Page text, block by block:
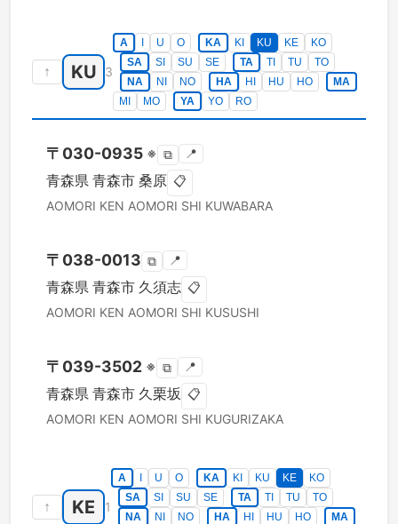
↑ KU 3
A U O KA KI KU KE
KO
SA
SI SU SE TA TI TU
TO
NA
NI NO HA HI HU HO
MA
MI
MO YA YO RO
〒 030-0935 ※ ⧉ 📍
青森県 青森市 桑原 📋
AOMORI KEN AOMORI SHI KUWABARA
〒 038-0013 ⧉ 📍
青森県 青森市 久須志 📋
AOMORI KEN AOMORI SHI KUSUSHI
〒 039-3502 ※ ⧉ 📍
青森県 青森市 久栗坂 📋
AOMORI KEN AOMORI SHI KUGURIZAKA
↑ KE 1
A U O KA KI KU KE
KO
SA
SI SU SE TA TI TU
TO
NA
NI NO HA HI HU HO
MA